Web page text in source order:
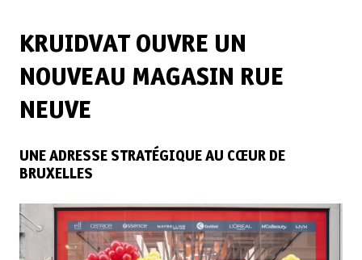
KRUIDVAT OUVRE UN
NOUVEAU MAGASIN RUE
NEUVE
UNE ADRESSE STRATÉGIQUE AU CŒUR DE
BRUXELLES